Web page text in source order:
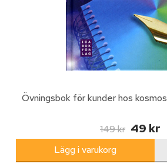
Övningsbok för kunder hos kosmos
149 kr 49 kr